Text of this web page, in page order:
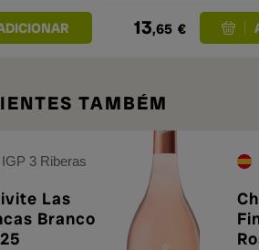
13,65 €
TAMBÉM
IGP 3 Riberas
Las
Branco